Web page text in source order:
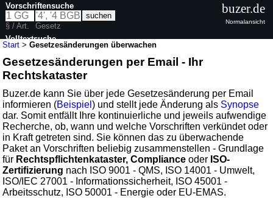
Start >Gesetzesänderungen überwachen
Gesetzesänderungen per Email - Ihr
Rechtskataster
Buzer.de kann Sie über jede Gesetzesänderung per Email
informieren (Beispiel) und stellt jede Änderung als Synopse
dar. Somit entfällt Ihre kontinuierliche und jeweils aufwendige
Recherche, ob, wann und welche Vorschriften verkündet oder
in Kraft getreten sind. Sie können das zu überwachende
Paket an Vorschriften beliebig zusammenstellen - Grundlage
für Rechtspflichtenkataster, Compliance oder ISO-
Zertifizierung nach ISO 9001 - QMS, ISO 14001 - Umwelt,
ISO/IEC 27001 - Informationssicherheit, ISO 45001 -
Arbeitsschutz, ISO 50001 - Energie oder EU-EMAS.
Vorschriftensuche
§ / Art.
Gesetz
Volltextsuche
buzer.de
Normalansicht